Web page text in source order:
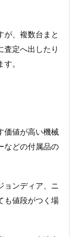
が、複数台まと
査定へ出したり
。
価値が高い機械
などの付属品の
ョンディア、ニ
も値段がつく場